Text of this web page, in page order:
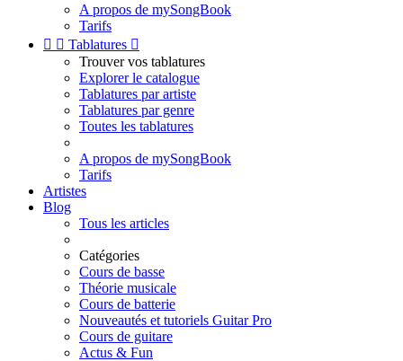
A propos de mySongBook
Tarifs
  Tablatures 
Trouver vos tablatures
Explorer le catalogue
Tablatures par artiste
Tablatures par genre
Toutes les tablatures
A propos de mySongBook
Tarifs
Artistes
Blog
Tous les articles
Catégories
Cours de basse
Théorie musicale
Cours de batterie
Nouveautés et tutoriels Guitar Pro
Cours de guitare
Actus & Fun